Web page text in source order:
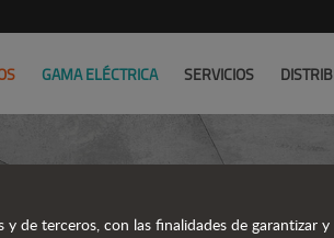
GAMA ELÉCTRICA SERVICIOS
y de terceros, con las finalidades de garantizar